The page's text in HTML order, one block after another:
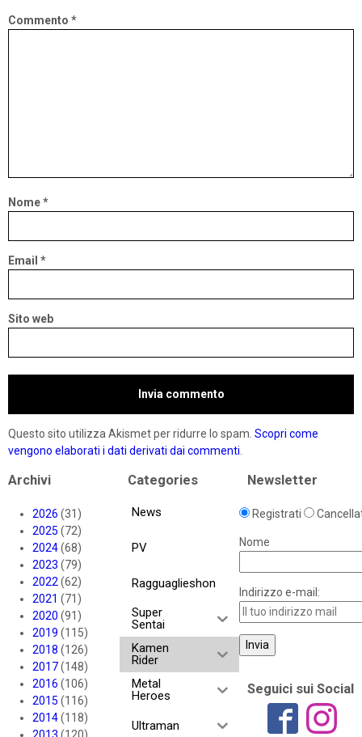
Commento *
Nome*
Email *
Sito web
Questo sito utilizza Akismet per ridurre lo spam. Scopri come
vengono elaborati i dati derivati dai commenti.
Archivi
2026 (31)
2025 (72)
2024(68)
2023 (79)
2022(62)
2021 (71)
2020 (91)
2019 (115)
2018 (126)
2017(148)
2016 (106)
2015 (116)
2014(118)
Categories
News
PV
Ragguaglieshon
Super
Sentai
Kamen
Rider
Metal
Heroes
Ultraman
Newsletter
Registrati
Nome
Indirizzo e-mail:
Seguici sui Social